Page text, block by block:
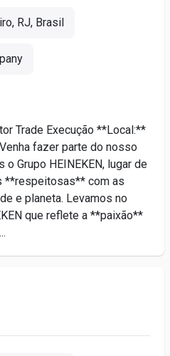
RJ, Brasil
Trade Execução **Local:**
fazer parte do nosso
Grupo HEINEKEN, lugar de
**respeitosas** com as
e planeta. Levamos no
que reflete a **paixão**